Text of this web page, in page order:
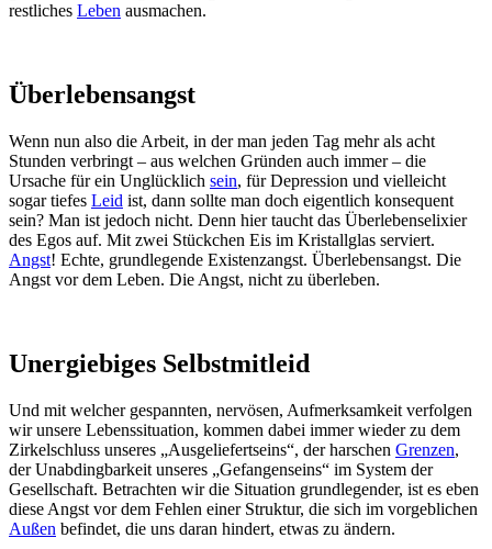
restliches Leben ausmachen.
Überlebensangst
Wenn nun also die Arbeit, in der man jeden Tag mehr als acht
Stunden verbringt – aus welchen Gründen auch immer – die
Ursache für ein Unglücklich sein, für Depression und vielleicht
sogar tiefes Leid ist, dann sollte man doch eigentlich konsequent
sein? Man ist jedoch nicht. Denn hier taucht das Überlebenselixier
des Egos auf. Mit zwei Stückchen Eis im Kristallglas serviert.
Angst! Echte, grundlegende Existenzangst. Überlebensangst. Die
Angst vor dem Leben. Die Angst, nicht zu überleben.
Unergiebiges Selbstmitleid
Und mit welcher gespannten, nervösen, Aufmerksamkeit verfolgen
wir unsere Lebenssituation, kommen dabei immer wieder zu dem
Zirkelschluss unseres „Ausgeliefertseins“, der harschen Grenzen,
der Unabdingbarkeit unseres „Gefangenseins“ im System der
Gesellschaft. Betrachten wir die Situation grundlegender, ist es eben
diese Angst vor dem Fehlen einer Struktur, die sich im vorgeblichen
Außen befindet, die uns daran hindert, etwas zu ändern.